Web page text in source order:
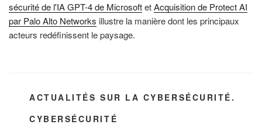
sécurité de l'IA GPT-4 de MicrosoftetAcquisition de Protect AI
par Palo Alto Networks illustre la manière dont les principaux
acteurs redéfinissent le paysage.
CATÉGORIES
ACTUALITÉS SUR LA CYBERSÉCURITÉ.
ÉTIQUETTES
CYBERSÉCURITÉ